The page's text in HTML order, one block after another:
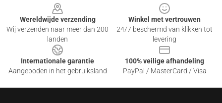
Wereldwijde verzending
Wij verzenden naar meer dan 200
landen
Winkel met vertrouwen
24/7 beschermd van klikken tot
levering
Internationale garantie
Aangeboden in het gebruiksland
100% veilige afhandeling
PayPal / MasterCard / Visa